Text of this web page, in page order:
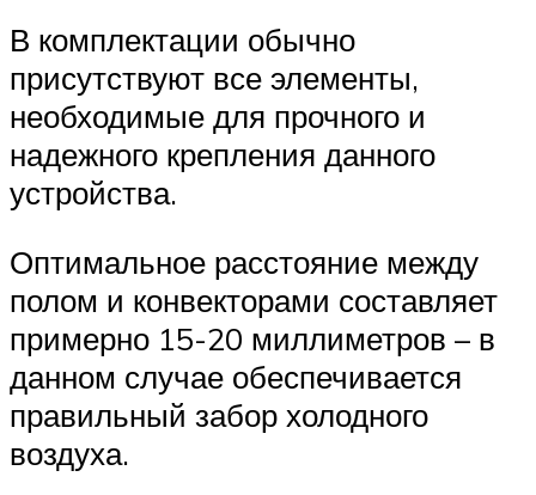
В комплектации обычно
присутствуют все элементы,
необходимые для прочного и
надежного крепления данного
устройства.
Оптимальное расстояние между
полом и конвекторами составляет
примерно 15-20 миллиметров – в
данном случае обеспечивается
правильный забор холодного
воздуха.